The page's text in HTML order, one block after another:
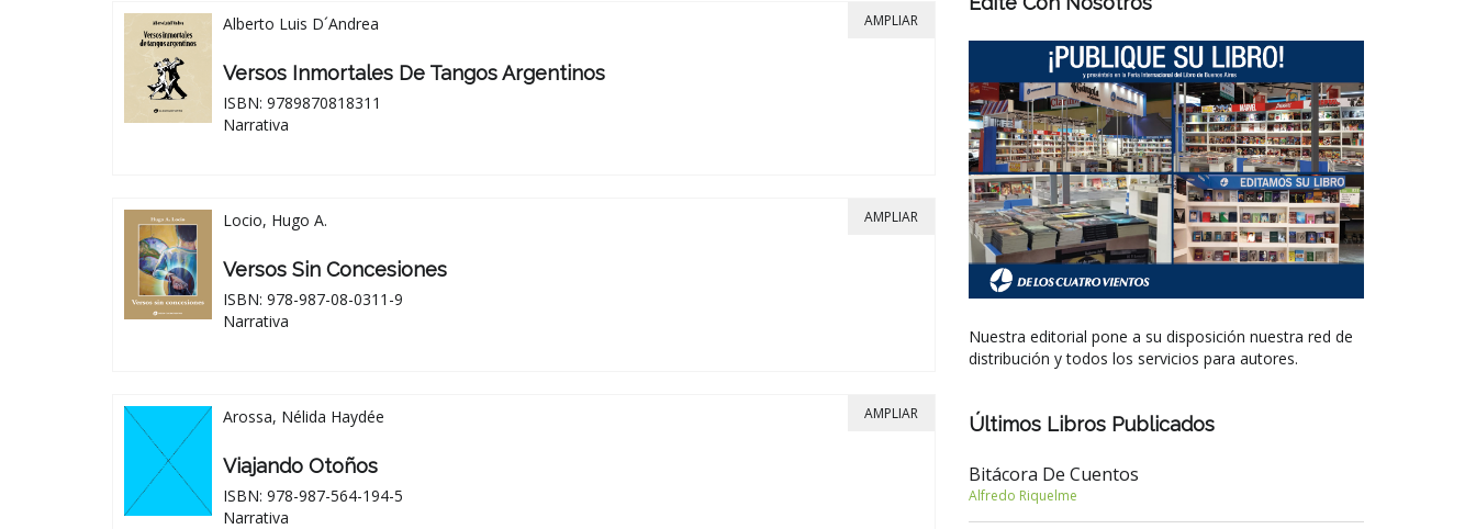
Alberto Luis D´Andrea
Versos Inmortales De Tangos Argentinos
ISBN: 9789870818311
Narrativa
AMPLIAR
Locio, Hugo A.
Versos Sin Concesiones
ISBN: 978-987-08-0311-9
Narrativa
AMPLIAR
Arossa, Nélida Haydée
Viajando Otoños
ISBN: 978-987-564-194-5
Narrativa
AMPLIAR
Nuestra editorial pone a su disposición nuestra red de
distribución y todos los servicios para autores.
Últimos Libros Publicados
Bitácora De Cuentos
Alfredo Riquelme